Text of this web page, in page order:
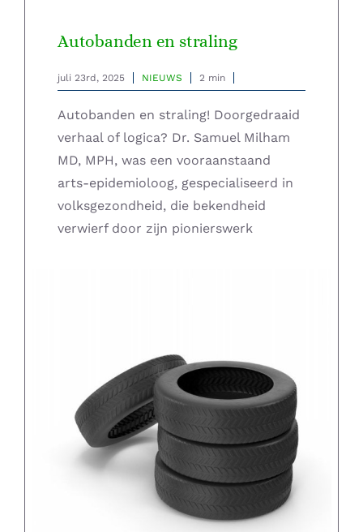
Contactformulier
Zirbeldrüse detox
Home – Deutsch
Autobanden en straling
juli 23rd, 2025 NIEUWS 2 min
Autobanden en straling! Doorgedraaid
verhaal of logica? Dr. Samuel Milham
MD, MPH, was een vooraanstaand
arts-epidemioloog, gespecialiseerd in
volksgezondheid, die bekendheid
verwierf door zijn pionierswerk